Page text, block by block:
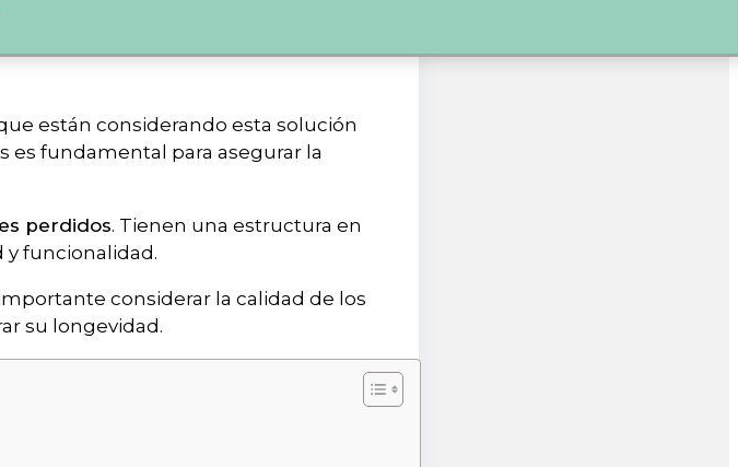
están considerando esta solución
es fundamental para asegurar la
perdidos. Tienen una estructura en
y funcionalidad.
considerar la calidad de los
su longevidad.